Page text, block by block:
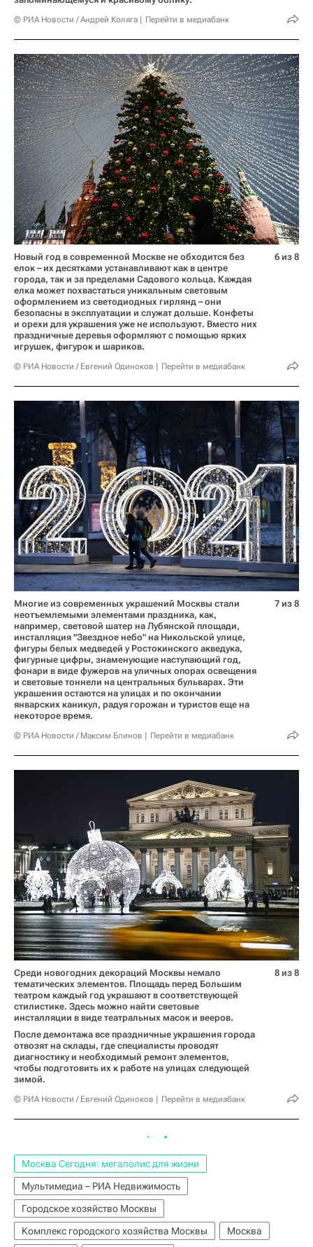
© РИА Новости / Андрей Коляга Перейти в медиабанк
Новый год в современной Москве не обходится без
елок – их десятками устанавливают как в центре
города, так и за пределами Садового кольца. Каждая
елка может похвастаться уникальным световым
оформлением из светодиодных гирлянд – они
безопасны в эксплуатации и служат дольше. Конфеты
и орехи для украшения уже не используют. Вместо них
праздничные деревья оформляют с помощью ярких
игрушек, фигурок и шариков.
© РИА Новости / Евгений Одиноков Перейти в медиабанк
6 из 8
Многие из современных украшений Москвы стали
неотъемлемыми элементами праздника, как,
например, световой шатер на Лубянской площади,
инсталляция "Звездное небо" на Никольской улице,
фигуры белых медведей у Ростокинского акведука,
фигурные цифры, знаменующие наступающий год,
фонари в виде фужеров на уличных опорах освещения
и световые тоннели на центральных бульварах. Эти
украшения остаются на улицах и по окончании
январских каникул, радуя горожан и туристов еще на
некоторое время.
© РИА Новости / Максим Блинов Перейти в медиабанк
7 из 8
Среди новогодних декораций Москвы немало
тематических элементов. Площадь перед Большим
театром каждый год украшают в соответствующей
стилистике. Здесь можно найти световые
инсталляции в виде театральных масок и вееров.
После демонтажа все праздничные украшения города
отвозят на склады, где специалисты проводят
диагностику и необходимый ремонт элементов,
чтобы подготовить их к работе на улицах следующей
зимой.
© РИА Новости / Евгений Одиноков Перейти в медиабанк
8 из 8
Москва Сегодня: мегаполис для жизни
Мультимедиа – РИА Недвижимость
Городское хозяйство Москвы
Комплекс городского хозяйства Москвы
Москва